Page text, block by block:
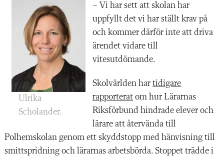
Ulrika
Scholander.
– Vi har sett att skolan har
uppfyllt det vi har ställt krav på
och kommer därför inte att driva
ärendet vidare till
vitesutdömande.
Skolvärlden har tidigare
rapporterat om hur Lärarnas
Riksförbund hindrade elever och
lärare att återvända till
Polhemskolan genom ett skyddstopp med hänvisning till
smittspridning och lärarnas arbetsbörda. Stoppet trädde i